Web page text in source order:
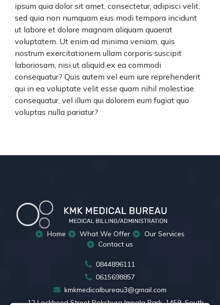
ipsum quia dolor sit amet, consectetur, adipisci velit,
sed quia non numquam eius modi tempora incidunt
ut labore et dolore magnam aliquam quaerat
voluptatem. Ut enim ad minima veniam, quis
nostrum exercitationem ullam corporis suscipit
laboriosam, nisi ut aliquid ex ea commodi
consequatur? Quis autem vel eum iure reprehenderit
qui in ea voluptate velit esse quam nihil molestiae
consequatur, vel illum qui dolorem eum fugiat quo
voluptas nulla pariatur?
Home What We Offer
Our Services
Contact us
0844896111
0615698857
kmkmedicalbureau3@gmail.com
12 Lockheed Street Boksburg Impala Park, 1459, South